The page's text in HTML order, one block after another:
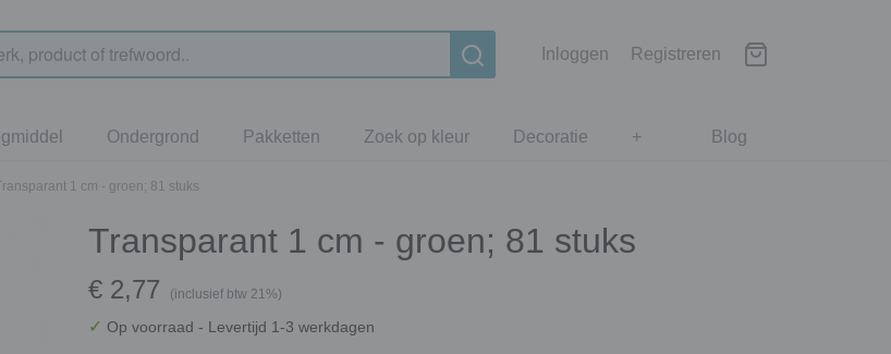
Inloggen Registreren
Blog
Ondergrond Pakketten Zoek op kleur Decoratie +
1 cm - groen; 81 stuks
Transparant 1 cm - groen; 81 stuks
€ 2,77 (inclusief btw 21%)
✓ Op voorraad - Levertijd 1-3 werkdagen